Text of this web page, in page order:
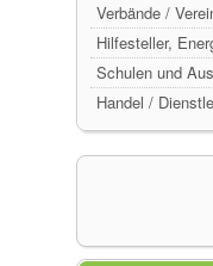
Verbände /
Hilfesteller,
Schulen und
Handel /